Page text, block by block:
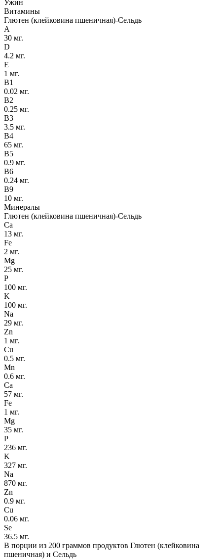
Ужин
Витамины
Глютен (клейковина пшеничная)-Сельдь
A
30 мг.
D
4.2 мг.
E
1 мг.
B1
0.02 мг.
B2
0.25 мг.
B3
3.5 мг.
B4
65 мг.
B5
0.9 мг.
B6
0.24 мг.
B9
10 мг.
Минералы
Глютен (клейковина пшеничная)-Сельдь
Ca
13 мг.
Fe
2 мг.
Mg
25 мг.
P
100 мг.
K
100 мг.
Na
29 мг.
Zn
1 мг.
Cu
0.5 мг.
Mn
0.6 мг.
Ca
57 мг.
Fe
1 мг.
Mg
35 мг.
P
236 мг.
K
327 мг.
Na
870 мг.
Zn
0.9 мг.
Cu
0.06 мг.
Se
36.5 мг.
В порции из 200 граммов продуктов Глютен (клейковина
пшеничная) и Сельдь